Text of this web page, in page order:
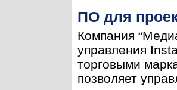
ПО для
Компания
управления
торговыми
позволяет